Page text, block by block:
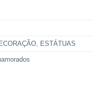
, ESTÁTUAS